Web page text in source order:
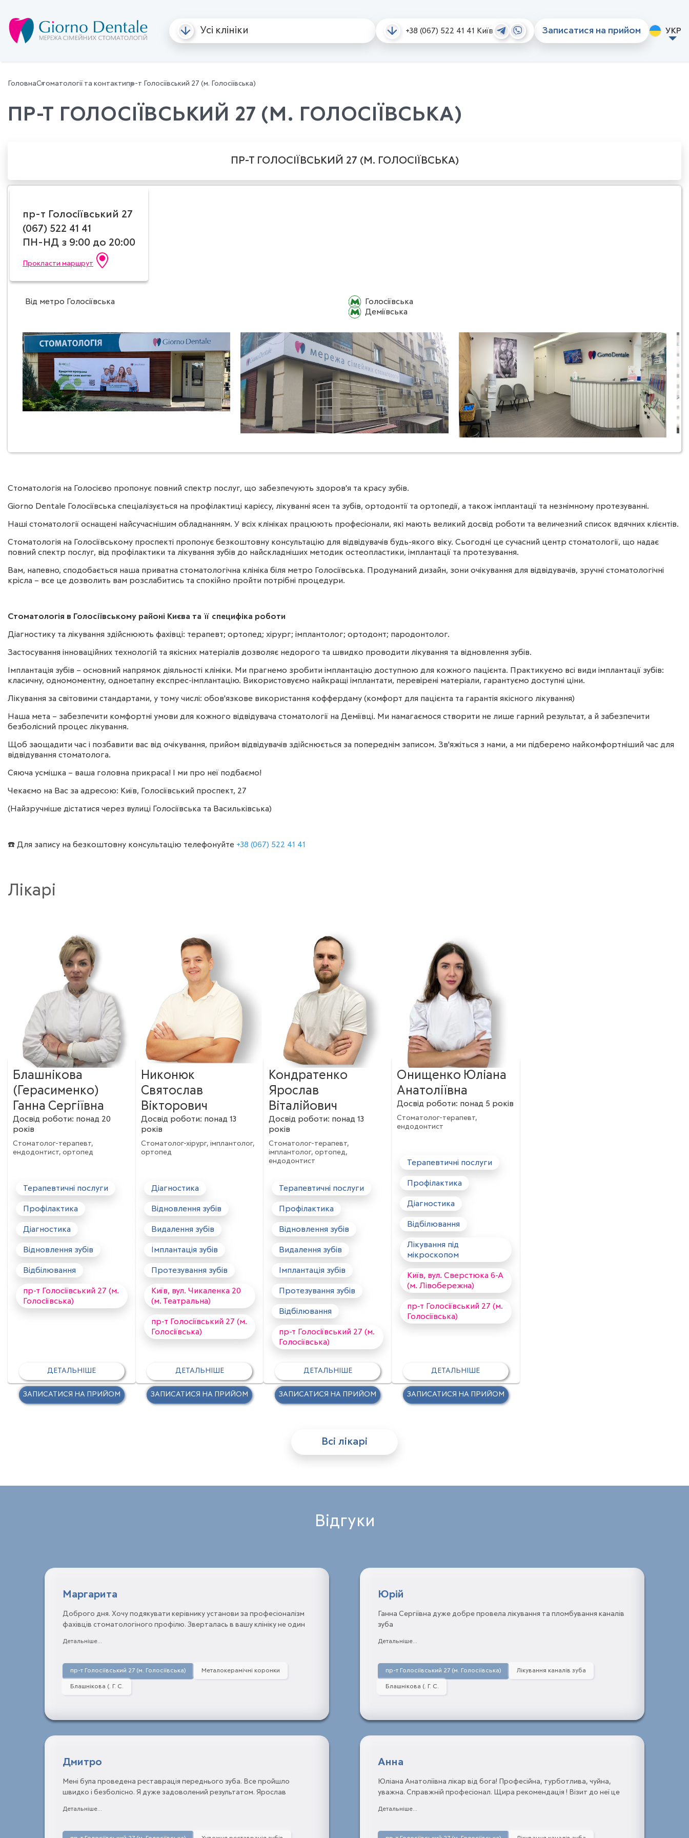
Усі клініки +38 (067) 522 41 41 Київ Записатися на прийом УКР
ГоловнаСтоматології та контактипр-т Голосіївський 27 (м. Голосіївська)
ПР-Т ГОЛОСІЇВСЬКИЙ 27 (М. ГОЛОСІЇВСЬКА)
ПР-Т ГОЛОСІЇВСЬКИЙ 27 (М. ГОЛОСІЇВСЬКА)
пр-т Голосіївський 27
(067) 522 41 41
ПН-НД з 9:00 до 20:00
Прокласти маршрут
Від метро Голосіївська
Голосіївська
Деміївська
Стоматологія на Голосієво пропонує повний спектр послуг, що забезпечують здоров'я та красу зубів.
Giorno Dentale Голосіївська спеціалізується на профілактиці карієсу, лікуванні ясен та зубів, ортодонтії та ортопедії, а також імплантації та незнімному протезуванні.
Наші стоматології оснащені найсучаснішим обладнанням. У всіх клініках працюють професіонали, які мають великий досвід роботи та величезний список вдячних клієнтів.
Стоматологія на Голосіївському проспекті пропонує безкоштовну консультацію для відвідувачів будь-якого віку. Сьогодні це сучасний центр стоматології, що надає
повний спектр послуг, від профілактики та лікування зубів до найскладніших методик остеопластики, імплантації та протезування.
Вам, напевно, сподобається наша приватна стоматологічна клініка біля метро Голосіївська. Продуманий дизайн, зони очікування для відвідувачів, зручні стоматологічні
крісла – все це дозволить вам розслабитись та спокійно пройти потрібні процедури.
Стоматологія в Голосіївському районі Києва та її специфіка роботи
Діагностику та лікування здійснюють фахівці: терапевт; ортопед; хірург; імплантолог; ортодонт; пародонтолог.
Застосування інноваційних технологій та якісних матеріалів дозволяє недорого та швидко проводити лікування та відновлення зубів.
Імплантація зубів – основний напрямок діяльності клініки. Ми прагнемо зробити імплантацію доступною для кожного пацієнта. Практикуємо всі види імплантації зубів:
класичну, одномоментну, одноетапну експрес-імплантацію. Використовуємо найкращі імплантати, перевірені матеріали, гарантуємо доступні ціни.
Лікування за світовими стандартами, у тому числі: обов'язкове використання коффердаму (комфорт для пацієнта та гарантія якісного лікування)
Наша мета – забезпечити комфортні умови для кожного відвідувача стоматології на Деміївці. Ми намагаємося створити не лише гарний результат, а й забезпечити
безболісний процес лікування.
Щоб заощадити час і позбавити вас від очікування, прийом відвідувачів здійснюється за попереднім записом. Зв'яжіться з нами, а ми підберемо найкомфортніший час для
відвідування стоматолога.
Сяюча усмішка – ваша головна прикраса! І ми про неї подбаємо!
Чекаємо на Вас за адресою: Київ, Голосіївський проспект, 27
(Найзручніше дістатися через вулиці Голосіївська та Васильківська)
☎️ Для запису на безкоштовну консультацію телефонуйте +38 (067) 522 41 41
Лікарі
Блашнікова
(Герасименко)
Ганна Сергіївна
Досвід роботи: понад 20
років
Стоматолог-терапевт,
ендодонтист, ортопед
Терапевтичні послуги
Профілактика
Діагностика
Відновлення зубів
Відбілювання
пр-т Голосіївський 27 (м.
Голосіївська)
ДЕТАЛЬНІШЕ
ЗАПИСАТИСЯ НА ПРИЙОМ
Никонюк
Святослав
Вікторович
Досвід роботи: понад 13
років
Стоматолог-хірург, імплантолог,
ортопед
Діагностика
Відновлення зубів
Видалення зубів
Імплантація зубів
Протезування зубів
Київ, вул. Чикаленка 20
(м. Театральна)
пр-т Голосіївський 27 (м.
Голосіївська)
ДЕТАЛЬНІШЕ
ЗАПИСАТИСЯ НА ПРИЙОМ
Кондратенко
Ярослав
Віталійович
Досвід роботи: понад 13
років
Стоматолог-терапевт,
імплантолог, ортопед,
ендодонтист
Терапевтичні послуги
Профілактика
Відновлення зубів
Видалення зубів
Імплантація зубів
Протезування зубів
Відбілювання
пр-т Голосіївський 27 (м.
Голосіївська)
ДЕТАЛЬНІШЕ
ЗАПИСАТИСЯ НА ПРИЙОМ
Онищенко Юліана
Анатоліївна
Досвід роботи: понад 5 років
Стоматолог-терапевт,
ендодонтист
Терапевтичні послуги
Профілактика
Діагностика
Відбілювання
Лікування під
мікроскопом
Київ, вул. Сверстюка 6-А
(м. Лівобережна)
пр-т Голосіївський 27 (м.
Голосіївська)
ДЕТАЛЬНІШЕ
ЗАПИСАТИСЯ НА ПРИЙОМ
Всі лікарі
Відгуки
Маргарита
Доброго дня. Хочу подякувати керівнику установи за професіоналізм
фахівців стоматологіного профілю. Зверталась в вашу клініку не один
Сергіївни. Були дані рекомендаціі своім родичам та знайомим про
своїй справі. Хочу побажати мирного неба та здоров"я лікарям, які
працюють у военний стан та після обстрілів Киіва у звичайному режимі.
Детальніше...
пр-т Голосіївський 27 (м. Голосіївська) Металокерамічні коронки
Блашнікова (. Г. С.
Юрій
Ганна Сергіївна дуже добре провела лікування та пломбування каналів
зуба
Детальніше...
пр-т Голосіївський 27 (м. Голосіївська) Лікування каналів зуба
Блашнікова (. Г. С.
Дмитро
Мені була проведена реставрація переднього зуба. Все пройшло
швидко і безболісно. Я дуже задоволений результатом. Ярослав
цього фахівця всім своїм знайомим.
Детальніше...
Анна
Юліана Анатоліївна лікар від бога! Професійна, турботлива, чуйна,
уважна. Справжній професіонал. Щира рекомендація ! Візит до неї це
Детальніше...